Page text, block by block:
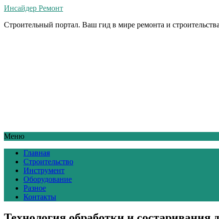
Инсайдер Ремонт
Строительный портал. Ваш гид в мире ремонта и
Меню
Главная
Строительство
Инструмент
Оборудование
Разное
Контакты